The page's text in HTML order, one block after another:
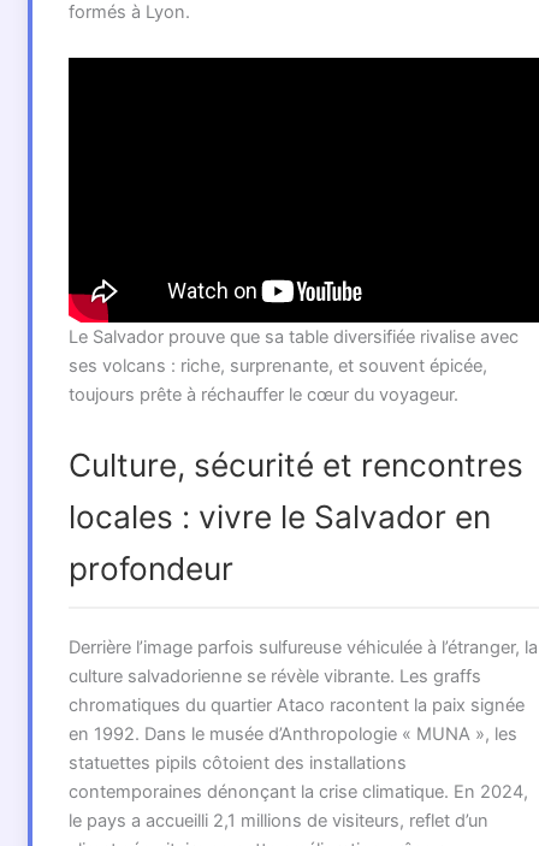
formés à Lyon.
Le Salvador prouve que sa table diversifiée rivalise avec
ses volcans : riche, surprenante, et souvent épicée,
toujours prête à réchauffer le cœur du voyageur.
Culture, sécurité et rencontres
locales : vivre le Salvador en
profondeur
Derrière l’image parfois sulfureuse véhiculée à l’étranger, la
culture salvadorienne se révèle vibrante. Les graffs
chromatiques du quartier Ataco racontent la paix signée
en 1992. Dans le musée d’Anthropologie « MUNA », les
statuettes pipils côtoient des installations
contemporaines dénonçant la crise climatique. En 2024,
le pays a accueilli 2,1 millions de visiteurs, reflet d’un